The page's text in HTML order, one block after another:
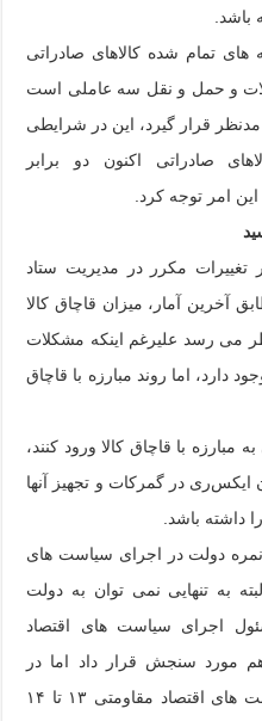
های تمام شده کالاهای صادراتی
و حمل و نقل سه عاملی است
قرار گیرد، این در شرایطی
صادراتی اکنون دو برابر
امر توجه کرد.
تغییرات مکرر در مدیریت ستاد
آخرین آمار، میزان قاچاق کالا
به نظر می رسد علیرغم اینکه مشکلات
دارد، اما روند مبارزه با قاچاق
مبارزه با قاچاق کالا ورود کنند،
ایکس‌ری در گمرکات و تجهیز آنها
داشته باشد.
نمره دولت در اجرای سیاست های
به تنهایی نمی توان به دولت
اجرای سیاست های اقتصاد
مورد سنجش قرار داد اما در
مجموع نمره دولت در اجرای سیاست های اقتصاد مقاومتی ۱۳ تا ۱۴